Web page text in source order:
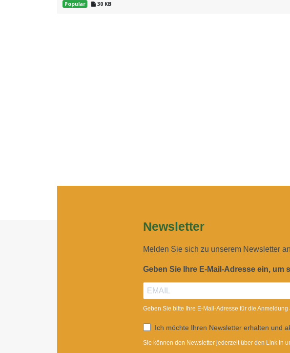
Popular 30 KB
Newsletter
Melden Sie sich zu unserem Newsletter
Geben Sie Ihre E-Mail-Adresse ein, um
Geben Sie bitte Ihre E-Mail-Adresse für die Anmeldung
Ich möchte Ihren Newsletter erhalten und
Sie können den Newsletter jederzeit über den Link in